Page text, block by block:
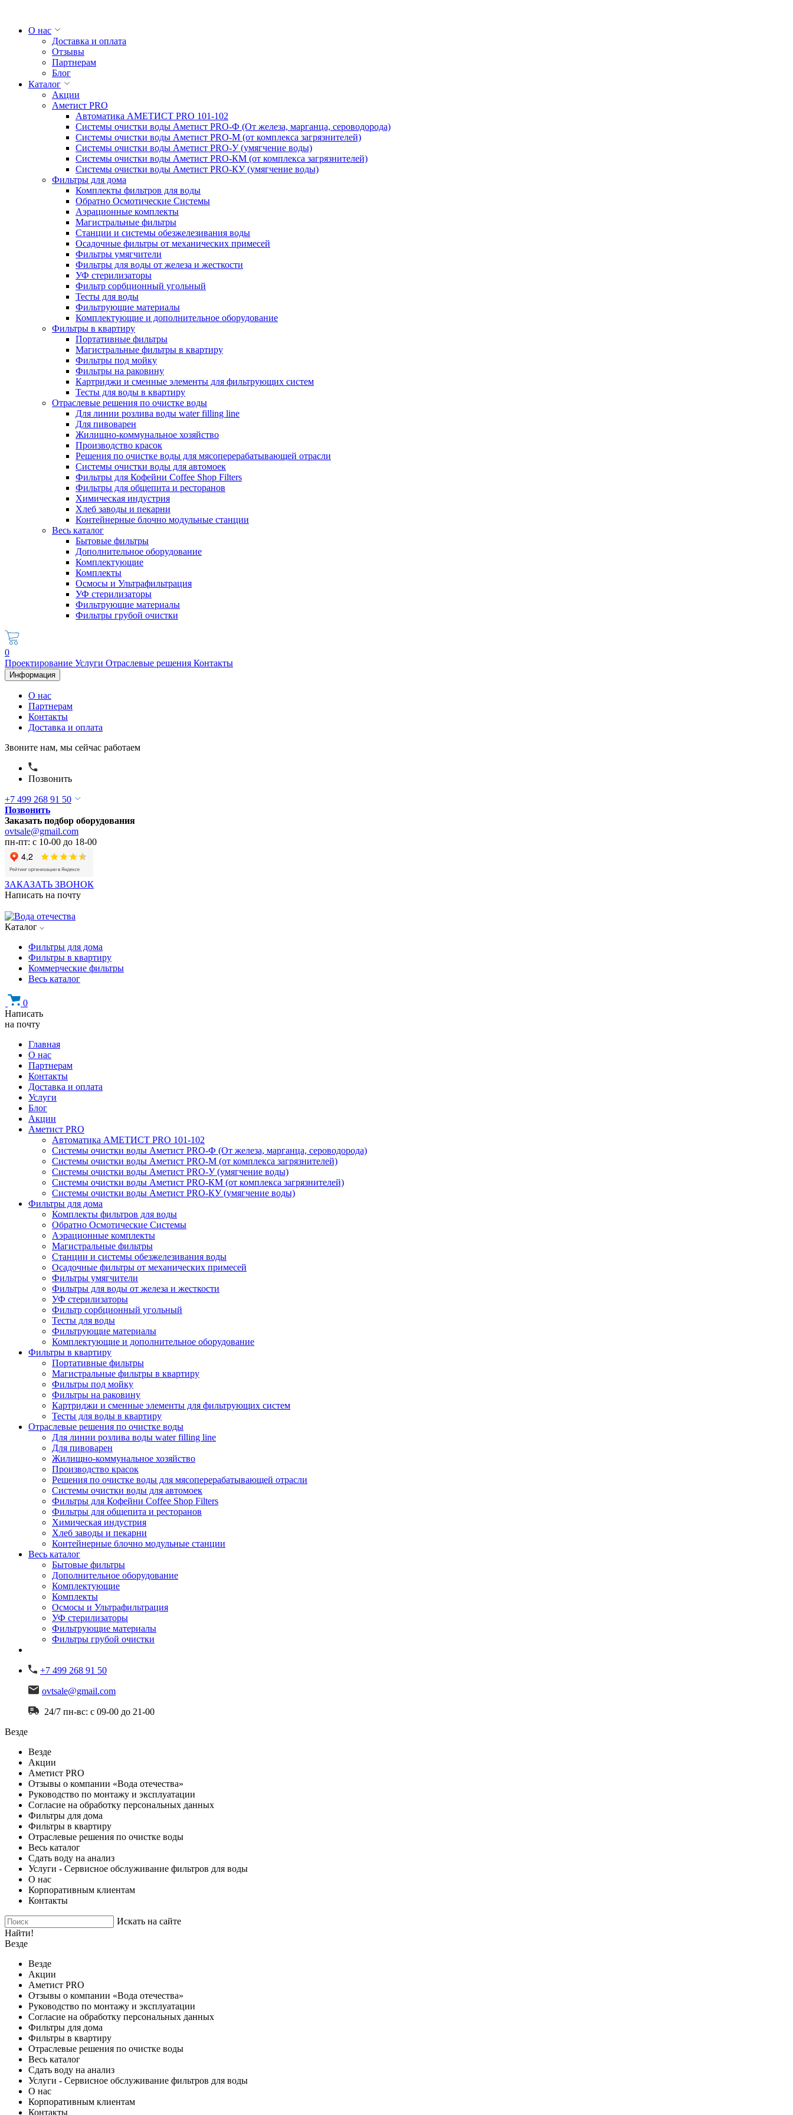
О нас
Доставка и оплата
Отзывы
Партнерам
Блог
Каталог
Акции
Аметист PRO
Автоматика АМЕТИСТ PRO 101-102
Системы очистки воды Аметист PRO-Ф (От железа, марганца, сероводорода)
Системы очистки воды Аметист PRO-M (от комплекса загрязнителей)
Системы очистки воды Аметист PRO-У (умягчение воды)
Системы очистки воды Аметист PRO-КM (от комплекса загрязнителей)
Системы очистки воды Аметист PRO-КУ (умягчение воды)
Фильтры для дома
Комплекты фильтров для воды
Обратно Осмотические Системы
Аэрационные комплекты
Магистральные фильтры
Станции и системы обезжелезивания воды
Осадочные фильтры от механических примесей
Фильтры умягчители
Фильтры для воды от железа и жесткости
УФ стерилизаторы
Фильтр сорбционный угольный
Тесты для воды
Фильтрующие материалы
Комплектующие и дополнительное оборудование
Фильтры в квартиру
Портативные фильтры
Магистральные фильтры в квартиру
Фильтры под мойку
Фильтры на раковину
Картриджи и сменные элементы для фильтрующих систем
Тесты для воды в квартиру
Отраслевые решения по очистке воды
Для линии розлива воды water filling line
Для пивоварен
Жилищно-коммунальное хозяйство
Производство красок
Решения по очистке воды для мясоперерабатывающей отрасли
Системы очистки воды для автомоек
Фильтры для Кофейни Coffee Shop Filters
Фильтры для общепита и ресторанов
Химическая индустрия
Хлеб заводы и пекарни
Контейнерные блочно модульные станции
Весь каталог
Бытовые фильтры
Дополнительное оборудование
Комплектующие
Комплекты
Осмосы и Ультрафильтрация
УФ стерилизаторы
Фильтрующие материалы
Фильтры грубой очистки
0
Проектирование Услуги Отраслевые решения Контакты
Информация
О нас
Партнерам
Контакты
Доставка и оплата
Звоните нам, мы сейчас работаем
Позвонить
+7 499 268 91 50
Позвонить
Заказать подбор оборудования
ovtsale@gmail.com
пн-пт: с 10-00 до 18-00
ЗАКАЗАТЬ ЗВОНОК
Написать на почту
Каталог
Фильтры для дома
Фильтры в квартиру
Коммерческие фильтры
Весь каталог
0
Написать
на почту
Главная
О нас
Партнерам
Контакты
Доставка и оплата
Услуги
Блог
Акции
Аметист PRO
Автоматика АМЕТИСТ PRO 101-102
Системы очистки воды Аметист PRO-Ф (От железа, марганца, сероводорода)
Системы очистки воды Аметист PRO-M (от комплекса загрязнителей)
Системы очистки воды Аметист PRO-У (умягчение воды)
Системы очистки воды Аметист PRO-КM (от комплекса загрязнителей)
Системы очистки воды Аметист PRO-КУ (умягчение воды)
Фильтры для дома
Комплекты фильтров для воды
Обратно Осмотические Системы
Аэрационные комплекты
Магистральные фильтры
Станции и системы обезжелезивания воды
Осадочные фильтры от механических примесей
Фильтры умягчители
Фильтры для воды от железа и жесткости
УФ стерилизаторы
Фильтр сорбционный угольный
Тесты для воды
Фильтрующие материалы
Комплектующие и дополнительное оборудование
Фильтры в квартиру
Портативные фильтры
Магистральные фильтры в квартиру
Фильтры под мойку
Фильтры на раковину
Картриджи и сменные элементы для фильтрующих систем
Тесты для воды в квартиру
Отраслевые решения по очистке воды
Для линии розлива воды water filling line
Для пивоварен
Жилищно-коммунальное хозяйство
Производство красок
Решения по очистке воды для мясоперерабатывающей отрасли
Системы очистки воды для автомоек
Фильтры для Кофейни Coffee Shop Filters
Фильтры для общепита и ресторанов
Химическая индустрия
Хлеб заводы и пекарни
Контейнерные блочно модульные станции
Весь каталог
Бытовые фильтры
Дополнительное оборудование
Комплектующие
Комплекты
Осмосы и Ультрафильтрация
УФ стерилизаторы
Фильтрующие материалы
Фильтры грубой очистки
+7 499 268 91 50
ovtsale@gmail.com
24/7 пн-вс: с 09-00 до 21-00
Везде
Везде
Акции
Аметист PRO
Отзывы о компании «Вода отечества»
Руководство по монтажу и эксплуатации
Согласие на обработку персональных данных
Фильтры для дома
Фильтры в квартиру
Отраслевые решения по очистке воды
Весь каталог
Сдать воду на анализ
Услуги - Сервисное обслуживание фильтров для воды
О нас
Корпоративным клиентам
Контакты
Искать на сайте
Найти!
Везде
Везде
Акции
Аметист PRO
Отзывы о компании «Вода отечества»
Руководство по монтажу и эксплуатации
Согласие на обработку персональных данных
Фильтры для дома
Фильтры в квартиру
Отраслевые решения по очистке воды
Весь каталог
Сдать воду на анализ
Услуги - Сервисное обслуживание фильтров для воды
О нас
Корпоративным клиентам
Контакты